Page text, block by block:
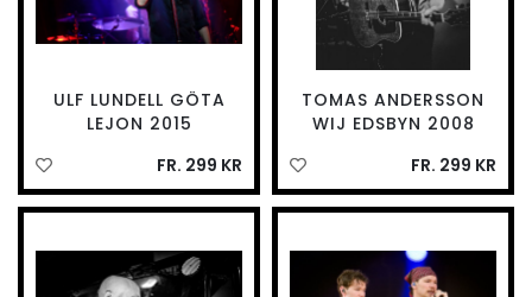
ULF LUNDELL GÖTA
LEJON 2015
FR. 299 KR
TOMAS ANDERSSON
WIJ EDSBYN 2008
FR. 299 KR